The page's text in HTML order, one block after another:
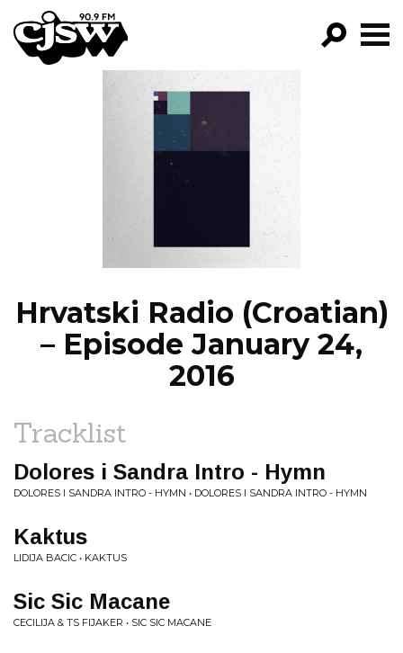
CJSW
FILTER BY:
PROGRAMS
EPISODES
Hrvatski Radio (Croatian)
– Episode January 24,
2016
Tracklist
Dolores i Sandra Intro - Hymn
DOLORES I SANDRA INTRO - HYMN • DOLORES I SANDRA INTRO - HYMN
Kaktus
LIDIJA BACIC • KAKTUS
Sic Sic Macane
CECILIJA & TS FIJAKER • SIC SIC MACANE